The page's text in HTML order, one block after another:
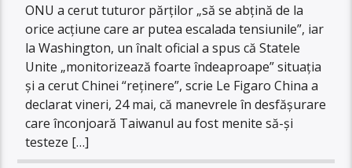
ONU a cerut tuturor părților „să se abțină de la
orice acțiune care ar putea escalada tensiunile”, iar
la Washington, un înalt oficial a spus că Statele
Unite „monitorizează foarte îndeaproape” situația
și a cerut Chinei “reținere”, scrie Le Figaro China a
declarat vineri, 24 mai, că manevrele în desfășurare
care înconjoară Taiwanul au fost menite să-și
testeze […]